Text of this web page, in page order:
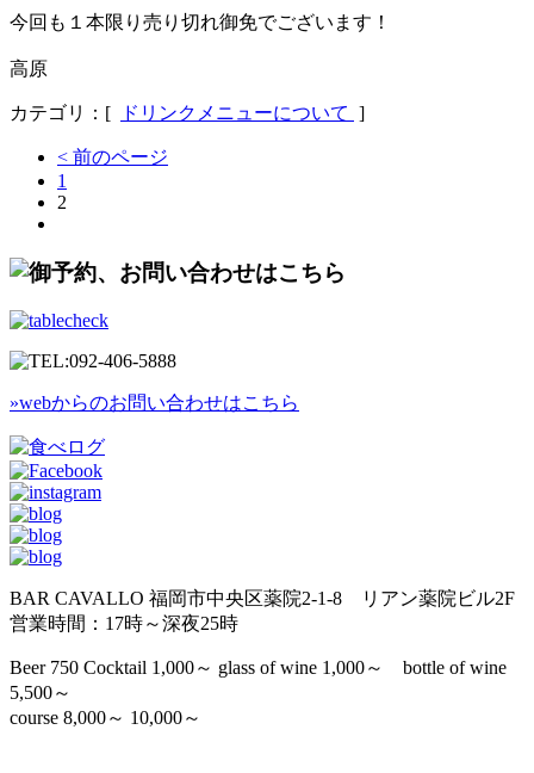
今回も１本限り売り切れ御免でございます！
高原
カテゴリ：[ ドリンクメニューについて ]
< 前のページ
1
2
»webからのお問い合わせはこちら
BAR CAVALLO 福岡市中央区薬院2-1-8 リアン薬院ビル2F
営業時間：17時～深夜25時
Beer 750 Cocktail 1,000～ glass of wine 1,000～ bottle of wine
5,500～
course 8,000～ 10,000～